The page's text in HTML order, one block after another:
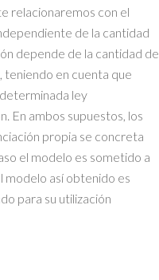
relacionaremos con el
de la cantidad
depende de la cantidad de
teniendo en cuenta que
ley
En ambos supuestos, los
propia se concreta
el modelo es sometido a
modelo así obtenido es
para su utilización